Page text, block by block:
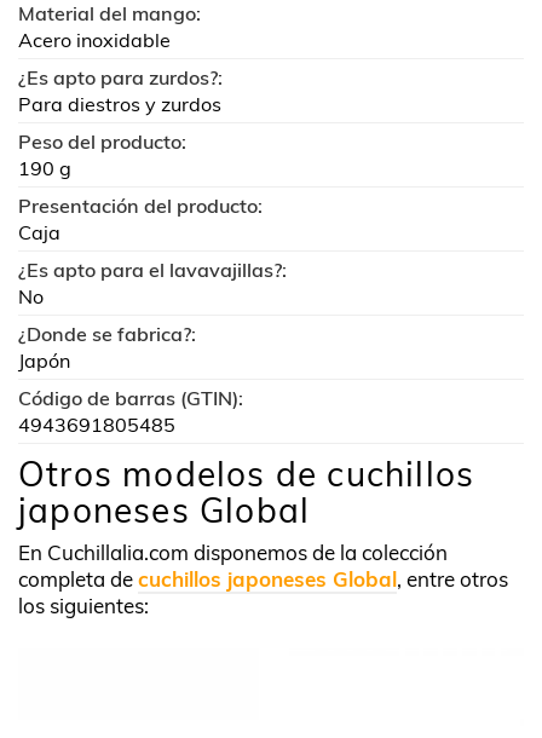
Material del mango:
Acero inoxidable
¿Es apto para zurdos?:
Para diestros y zurdos
Peso del producto:
190 g
Presentación del producto:
Caja
¿Es apto para el lavavajillas?:
No
¿Donde se fabrica?:
Japón
Código de barras (GTIN):
4943691805485
Otros modelos de cuchillos
japoneses Global
En Cuchillalia.com disponemos de la colección
completa decuchillos japoneses Global, entre otros
los siguientes: